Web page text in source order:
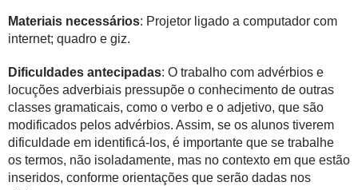
Materiais necessários: Projetor ligado a computador com
internet; quadro e giz.
Dificuldades antecipadas: O trabalho com advérbios e
locuções adverbiais pressupõe o conhecimento de outras
classes gramaticais, como o verbo e o adjetivo, que são
modificados pelos advérbios. Assim, se os alunos tiverem
dificuldade em identificá-los, é importante que se trabalhe
os termos, não isoladamente, mas no contexto em que estão
inseridos, conforme orientações que serão dadas nos